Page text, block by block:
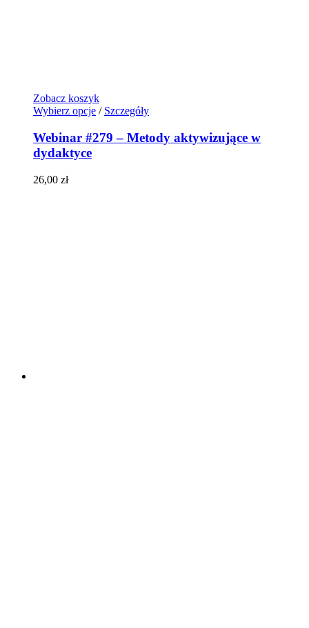
Zobacz koszyk
Wybierz opcje / Szczegóły
Webinar #279 – Metody aktywizujące w
dydaktyce
26,00 zł